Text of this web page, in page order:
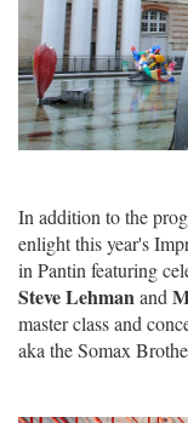
In addition to the
enlight this year's
in Pantin featuring
Steve Lehmanand
master class and
aka the Somax